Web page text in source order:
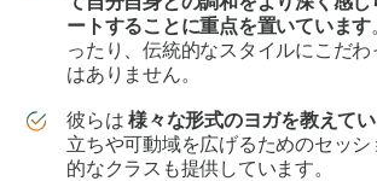
ートすることに重点を置いています
ったり、伝統的なスタイルにこだわ
はありません。
彼らは様々な形式のヨガを教えて
立ちや可動域を広げるためのセッ
的なクラスも提供しています。